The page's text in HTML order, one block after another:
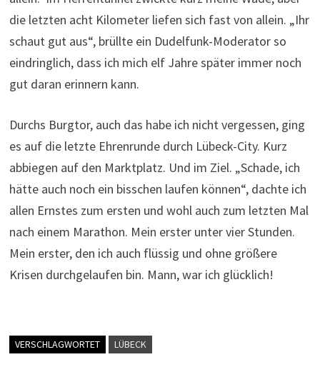
die letzten acht Kilometer liefen sich fast von allein. „Ihr
schaut gut aus“, brüllte ein Dudelfunk-Moderator so
eindringlich, dass ich mich elf Jahre später immer noch
gut daran erinnern kann.
Durchs Burgtor, auch das habe ich nicht vergessen, ging
es auf die letzte Ehrenrunde durch Lübeck-City. Kurz
abbiegen auf den Marktplatz. Und im Ziel. „Schade, ich
hätte auch noch ein bisschen laufen können“, dachte ich
allen Ernstes zum ersten und wohl auch zum letzten Mal
nach einem Marathon. Mein erster unter vier Stunden.
Mein erster, den ich auch flüssig und ohne größere
Krisen durchgelaufen bin. Mann, war ich glücklich!
VERSCHLAGWORTET LÜBECK